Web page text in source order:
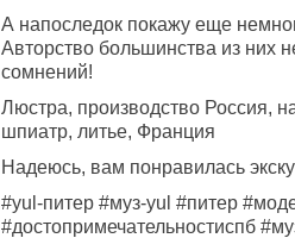
А напоследок покажу еще
Авторство большинства из них
сомнений!
Люстра, производство Россия,
шпиатр, литье, Франция
Надеюсь, вам понравилась
#yul-питер #муз-yul #питер
#достопримечательностиспб